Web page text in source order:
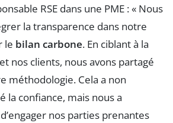
RSE dans une PME : « Nous
la transparence dans notre
le bilan carbone. En ciblant à la
nos clients, nous avons partagé
méthodologie. Cela a non
la confiance, mais nous a
nos parties prenantes